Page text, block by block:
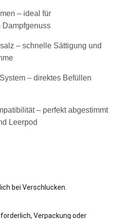
– ideal für
Dampfgenuss
– schnelle Sättigung und
– direktes Befüllen
– perfekt abgestimmt
Leerpod
bei Verschlucken.
Verpackung oder